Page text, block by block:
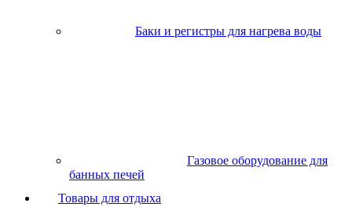
Баки и регистры для нагрева воды
Газовое оборудование для
банных печей
Товары для отдыха